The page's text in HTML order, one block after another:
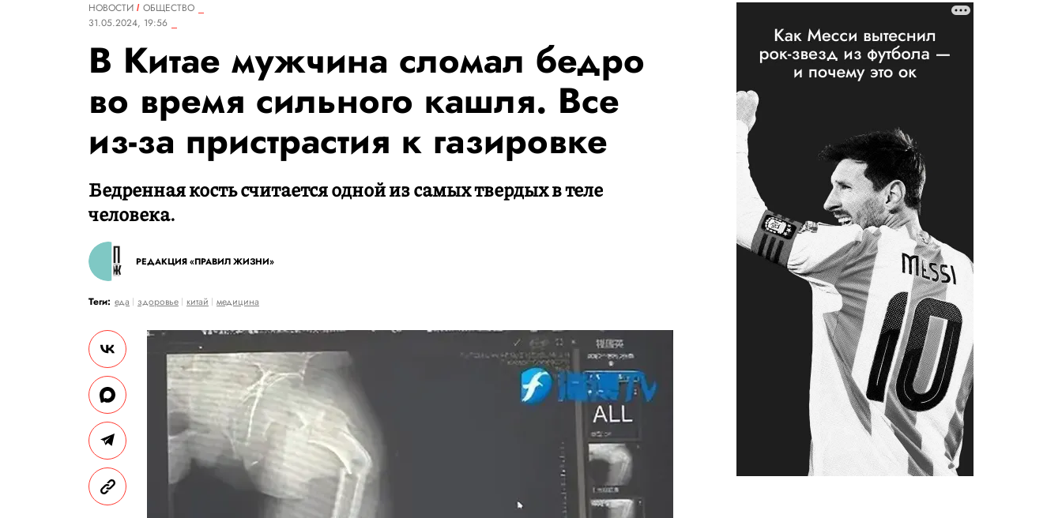
НОВОСТИ
ОБЩЕСТВО
31.05.2024, 19:56
В Китае мужчина сломал бедро
во время сильного кашля. Все
из-за пристрастия к газировке
Бедренная кость считается одной из самых твердых в теле
человека.
РЕДАКЦИЯ «ПРАВИЛ ЖИЗНИ»
Теги: еда здоровье китай медицина